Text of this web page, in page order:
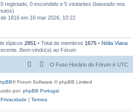
registado, 0 escondido e 5 visitantes (baseado nos
1816 em 16 mar 2026, 10:22
tópicos 2851 • Total de membros 1675 • Nélia Viana
Bem-vindo(a) ao Fórum
O Fuso Horário do Fórum é UTC
® Forum Software © phpBB Limited
por: phpBB Portugal
Privacidade | Termos